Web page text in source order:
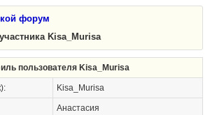
форум
Kisa_Murisa
пользователя Kisa_Murisa
Kisa_Murisa
Анастасия